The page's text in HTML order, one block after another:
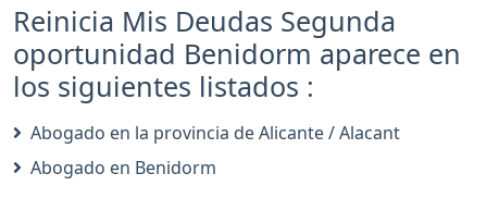
Reinicia Mis Deudas Segunda
oportunidad Benidorm aparece en
los siguientes listados :
Abogado en la provincia de Alicante / Alacant
Abogado en Benidorm